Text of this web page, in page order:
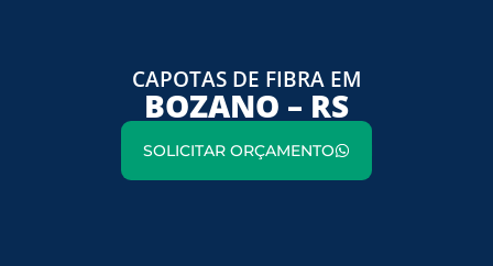
CAPOTAS DE FIBRA EM
BOZANO – RS
SOLICITAR ORÇAMENTO